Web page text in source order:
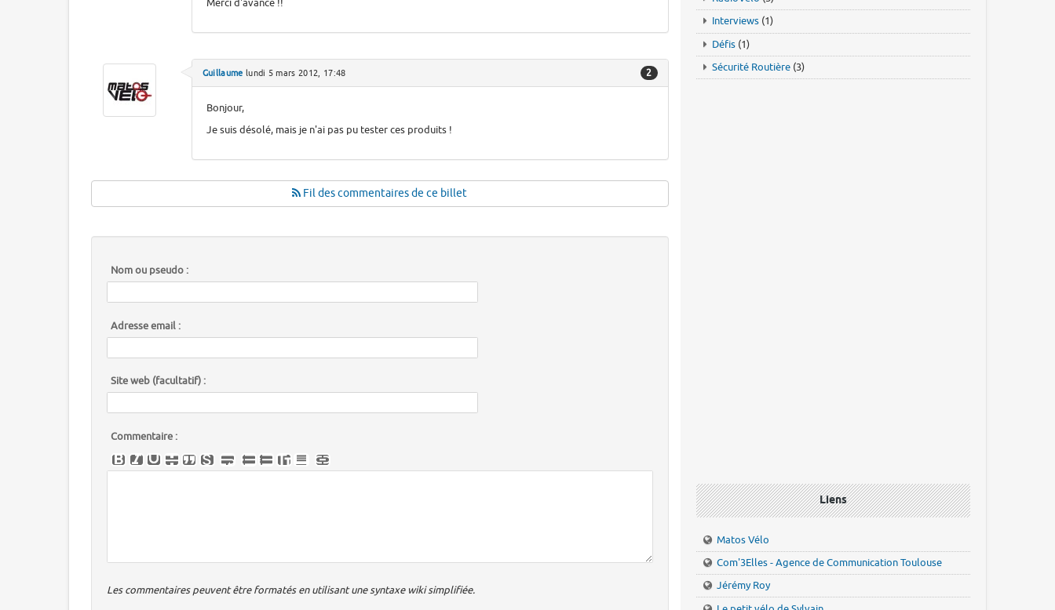
Guillaume lundi 5 mars 2012, 17:48 2
Bonjour,
Je suis désolé, mais je n'ai pas pu tester ces produits !
Fil des commentaires de ce billet
Nom ou pseudo :
Adresse email :
Site web (facultatif) :
Commentaire :
Les commentaires peuvent être formatés en utilisant une syntaxe wiki simplifiée.
Interviews (1)
Défis (1)
Sécurité Routière (3)
Liens
Matos Vélo
Com'3Elles - Agence de Communication Toulouse
Jérémy Roy